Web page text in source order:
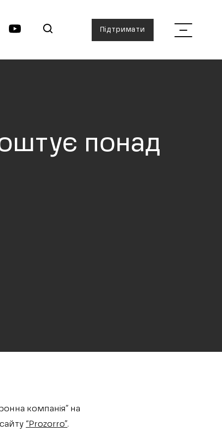
Підтримати
понад
компанія” на
“Prozorro”.